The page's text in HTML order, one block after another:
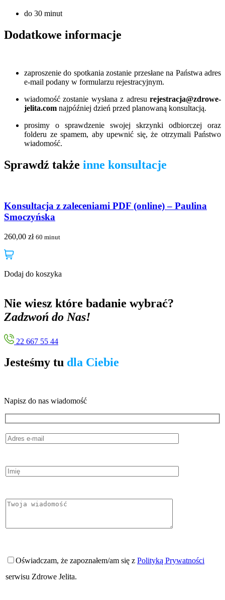
do 30 minut
Dodatkowe informacje
zaproszenie do spotkania zostanie przesłane na Państwa adres
e-mail podany w formularzu rejestracyjnym.
wiadomość zostanie wysłana z adresu rejestracja@zdrowe-
jelita.com najpóźniej dzień przed planowaną konsultacją.
prosimy o sprawdzenie swojej skrzynki odbiorczej oraz
folderu ze spamem, aby upewnić się, że otrzymali Państwo
wiadomość.
Sprawdź także inne konsultacje
Konsultacja z zaleceniami PDF (online) – Paulina
Smoczyńska
260,00 zł 60 minut
Dodaj do koszyka
Nie wiesz które badanie wybrać?
Zadzwoń do Nas!
22 667 55 44
Jesteśmy tu dla Ciebie
Napisz do nas wiadomość
Oświadczam, że zapoznałem/am się z Polityką Prywatności
serwisu Zdrowe Jelita.